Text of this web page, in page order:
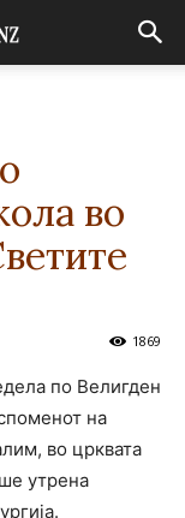
во
1869
по Велигден
на
во црквата
утрена